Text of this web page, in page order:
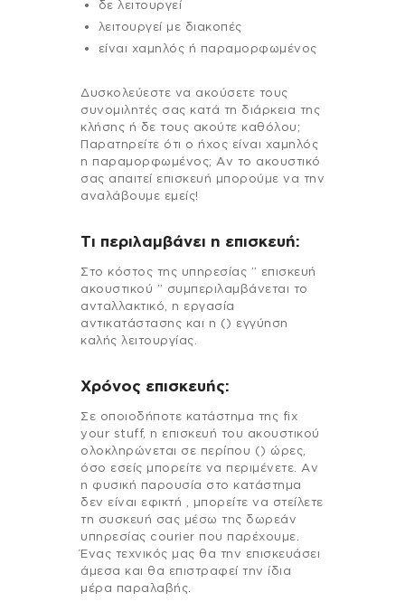
δε λειτουργεί
λειτουργεί με διακοπές
είναι χαμηλός ή παραμορφωμένος
Δυσκολεύεστε να ακούσετε τους
συνομιλητές σας κατά τη διάρκεια της
κλήσης ή δε τους ακούτε καθόλου;
Παρατηρείτε ότι ο ήχος είναι χαμηλός
η παραμορφωμένος; Αν το ακουστικό
σας απαιτεί επισκευή μπορούμε να την
αναλάβουμε εμείς!
Τι περιλαμβάνει η επισκευή:
Στo κόστος της υπηρεσίας ” επισκευή
ακουστικού ” συμπεριλαμβάνεται το
ανταλλακτικό, η εργασία
αντικατάστασης και η () εγγύηση
καλής λειτουργίας.
Χρόνος επισκευής:
Σε οποιοδήποτε κατάστημα της fix
your stuff, η επισκευή του ακουστικού
ολοκληρώνεται σε περίπου () ώρες,
όσο εσείς μπορείτε να περιμένετε. Αν
η φυσική παρουσία στο κατάστημα
δεν είναι εφικτή , μπορείτε να στείλετε
τη συσκευή σας μέσω της δωρεάν
υπηρεσίας courier που παρέχουμε.
Ένας τεχνικός μας θα την επισκευάσει
άμεσα και θα επιστραφεί την ίδια
μέρα παραλαβής.